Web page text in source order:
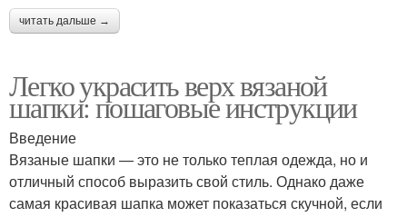
читать дальше →
Легко украсить верх вязаной
шапки: пошаговые инструкции
Введение
Вязаные шапки — это не только теплая одежда, но и
отличный способ выразить свой стиль. Однако даже
самая красивая шапка может показаться скучной, если